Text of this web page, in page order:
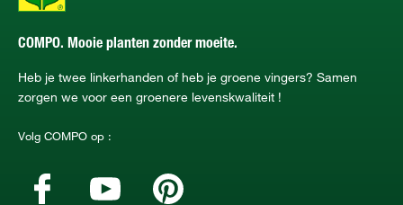
COMPO. Mooie planten zonder moeite.
Heb je twee linkerhanden of heb je groene vingers? Samen
zorgen we voor een groenere levenskwaliteit !
Volg COMPO op :